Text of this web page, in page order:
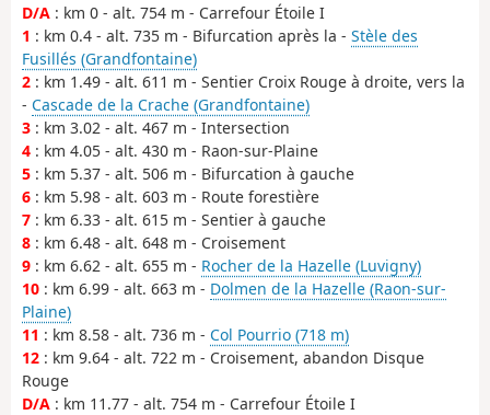
D/A : km 0 - alt. 754 m - Carrefour Étoile I
1 : km 0.4 - alt. 735 m - Bifurcation après la - Stèle des
Fusillés (Grandfontaine)
2 : km 1.49 - alt. 611 m - Sentier Croix Rouge à droite, vers la
- Cascade de la Crache (Grandfontaine)
3 : km 3.02 - alt. 467 m - Intersection
4 : km 4.05 - alt. 430 m - Raon-sur-Plaine
5 : km 5.37 - alt. 506 m - Bifurcation à gauche
6 : km 5.98 - alt. 603 m - Route forestière
7 : km 6.33 - alt. 615 m - Sentier à gauche
8 : km 6.48 - alt. 648 m - Croisement
9 : km 6.62 - alt. 655 m - Rocher de la Hazelle (Luvigny)
10 : km 6.99 - alt. 663 m - Dolmen de la Hazelle (Raon-sur-
Plaine)
11 : km 8.58 - alt. 736 m - Col Pourrio (718 m)
12 : km 9.64 - alt. 722 m - Croisement, abandon Disque
Rouge
D/A : km 11.77 - alt. 754 m - Carrefour Étoile I